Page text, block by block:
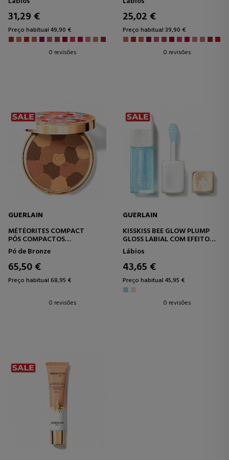
31,29 €
Preço habitual 49,90 €
0 revisões
SUSTENTÁVEL.
25,02 €
Preço habitual 39,90 €
0 revisões
GUERLAIN
MÉTÉORITES COMPACT
PÓS COMPACTOS
MATIFICANTES E FIXADORES
Pó de Bronze
65,50 €
Preço habitual 68,95 €
0 revisões
GUERLAIN
KISSKISS BEE GLOW PLUMP
GLOSS LABIAL COM EFEITO
VOLUMIZADOR
Lábios
43,65 €
Preço habitual 45,95 €
0 revisões